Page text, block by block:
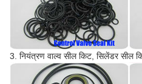
3. नियंत्रण वाल्व सील किट, सिलेंडर सील